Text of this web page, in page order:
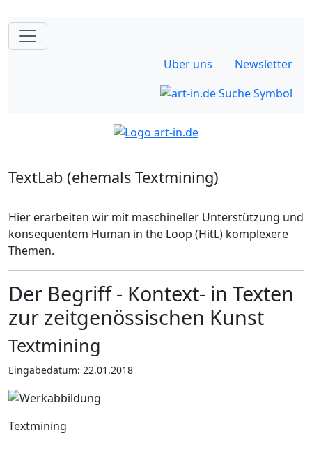
Über uns Newsletter
TextLab (ehemals Textmining)
Hier erarbeiten wir mit maschineller Unterstützung und
konsequentem Human in the Loop (HitL) komplexere
Themen.
Der Begriff - Kontext- in Texten
zur zeitgenössischen Kunst
Textmining
Eingabedatum: 22.01.2018
Textmining